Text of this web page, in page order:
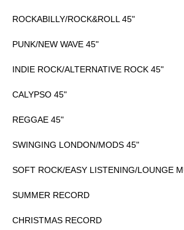
ROCKABILLY/ROCK&ROLL 45"
PUNK/NEW WAVE 45"
INDIE ROCK/ALTERNATIVE ROCK 45"
CALYPSO 45"
REGGAE 45"
SWINGING LONDON/MODS 45"
SOFT ROCK/EASY LISTENING/LOUNGE
SUMMER RECORD
CHRISTMAS RECORD